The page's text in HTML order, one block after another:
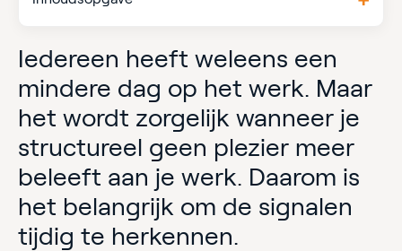
Iedereen heeft weleens een
mindere dag op het werk. Maar
het wordt zorgelijk wanneer je
structureel geen plezier meer
beleeft aan je werk. Daarom is
het belangrijk om de signalen
tijdig te herkennen.